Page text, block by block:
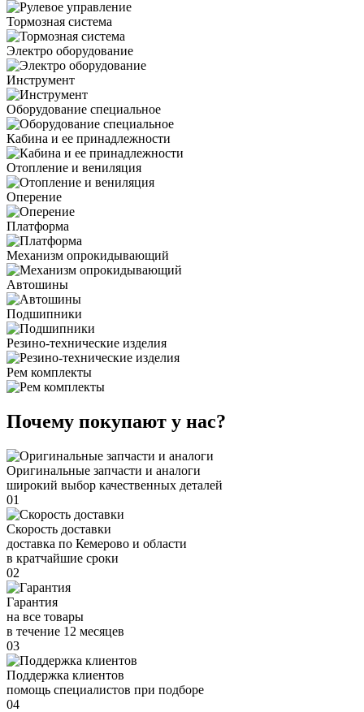
Тормозная система
Электро оборудование
Инструмент
Оборудование специальное
Кабина и ее принадлежности
Отопление и вениляция
Оперение
Платформа
Механизм опрокидывающий
Автошины
Подшипники
Резино-технические изделия
Рем комплекты
Почему покупают у нас?
Оригинальные запчасти и аналоги
широкий выбор качественных деталей
01
Скорость доставки
доставка по Кемерово и области
в кратчайшие сроки
02
Гарантия
на все товары
в течение 12 месяцев
03
Поддержка клиентов
помощь специалистов при подборе
04